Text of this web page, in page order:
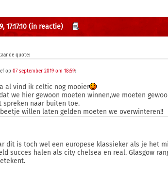
(in reactie)
quote:
op07 september 2019 om 18:59:
al vind ik celtic nog mooier
we hier gewoon moeten winnen,we moeten
naar buiten toe.
willen laten gelden moeten we overwinteren!!
dit is toch wel een europese klassieker als je het
succes halen als city chelsea en real. Glasgow